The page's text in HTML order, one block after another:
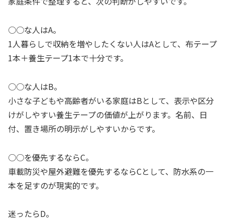
○○な人はA。
1人暮らしで収納を増やしたくない人はAとして、布テープ
1本＋養生テープ1本で十分です。
○○な人はB。
小さな子どもや高齢者がいる家庭はBとして、表示や区分
けがしやすい養生テープの価値が上がります。名前、日
付、置き場所の明示がしやすいからです。
○○を優先するならC。
車載防災や屋外避難を優先するならCとして、防水系の一
本を足すのが現実的です。
迷ったらD。